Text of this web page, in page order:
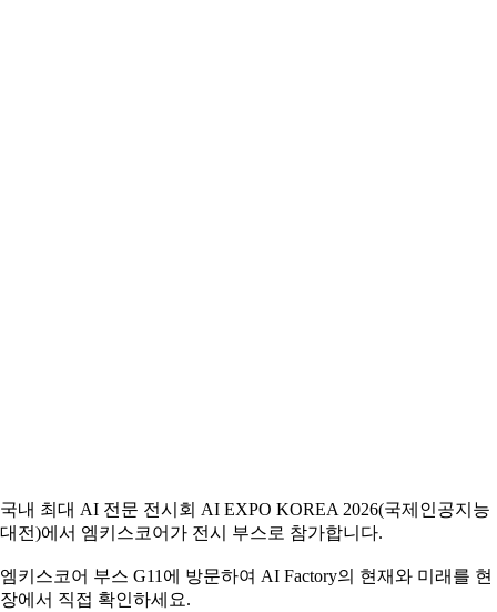
국내 최대 AI 전문 전시회 AI EXPO KOREA 2026(국제인공지능
대전)에서 엠키스코어가 전시 부스로 참가합니다.
엠키스코어 부스 G11에 방문하여 AI Factory의 현재와 미래를 현
장에서 직접 확인하세요.